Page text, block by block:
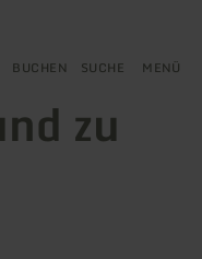
BUCHEN SUCHE MENÜ
zu